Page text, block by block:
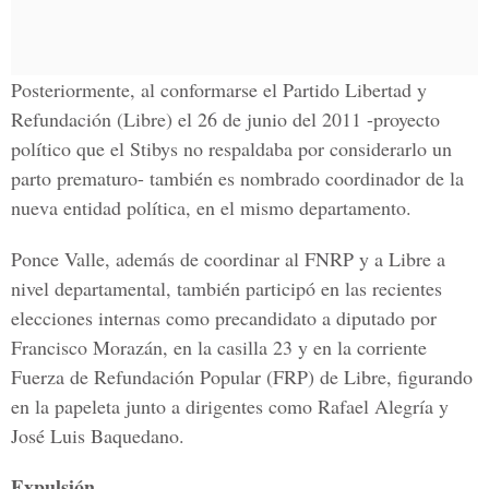
Posteriormente, al conformarse el Partido Libertad y
Refundación (Libre) el 26 de junio del 2011 -proyecto
político que el Stibys no respaldaba por considerarlo un
parto prematuro- también es nombrado coordinador de la
nueva entidad política, en el mismo departamento.
Ponce Valle, además de coordinar al FNRP y a Libre a
nivel departamental, también participó en las recientes
elecciones internas como precandidato a diputado por
Francisco Morazán, en la casilla 23 y en la corriente
Fuerza de Refundación Popular (FRP) de Libre, figurando
en la papeleta junto a dirigentes como Rafael Alegría y
José Luis Baquedano.